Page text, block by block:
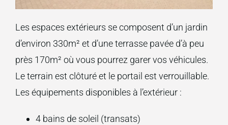
Les espaces extérieurs se composent d’un jardin
d’environ 330m² et d’une terrasse pavée d’à peu
près 170m² où vous pourrez garer vos véhicules.
Le terrain est clôturé et le portail est verrouillable.
Les équipements disponibles à l’extérieur :
4 bains de soleil (transats)